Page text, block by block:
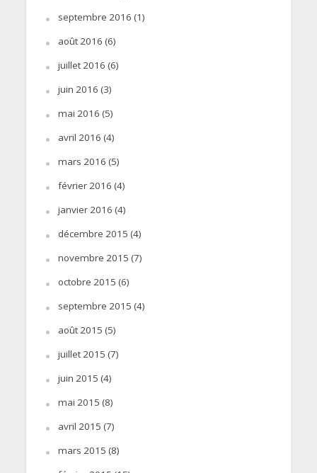
septembre 2016 (1)
août 2016 (6)
juillet 2016 (6)
juin 2016 (3)
mai 2016 (5)
avril 2016 (4)
mars 2016 (5)
février 2016 (4)
janvier 2016 (4)
décembre 2015 (4)
novembre 2015 (7)
octobre 2015 (6)
septembre 2015 (4)
août 2015 (5)
juillet 2015 (7)
juin 2015 (4)
mai 2015 (8)
avril 2015 (7)
mars 2015 (8)